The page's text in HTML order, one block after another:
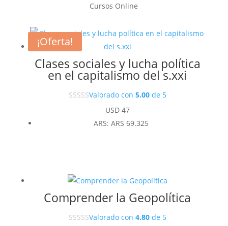
Cursos Online
Clases sociales y lucha política
en el capitalismo del s.xxi
Valorado con 5.00de 5
USD47
ARS: ARS 69.325
Comprender la Geopolítica
Valorado con 4.80de 5
¡Oferta!